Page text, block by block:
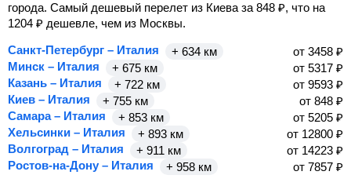
города. Самый дешевый перелет из Киева за 848 ₽, что на
1204 ₽ дешевле, чем из Москвы.
Санкт-Петербург – Италия
+ 634 км от 3458 ₽
Минск – Италия
+ 675 км от 5317 ₽
Казань – Италия
+ 722 км от 9593 ₽
Киев – Италия
+ 755 км от 848 ₽
Самара – Италия
+ 853 км от 5205 ₽
Хельсинки – Италия
+ 893 км от 12800 ₽
Волгоград – Италия
+ 911 км от 14223 ₽
Ростов-на-Дону – Италия
+ 958 км от 7857 ₽